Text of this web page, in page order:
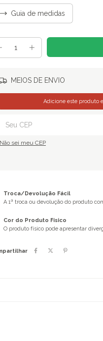
Guia de medidas
MEIOS DE ENVIO
Adicione este produto e
Não sei meu CEP
Troca/Devolução Fácil
A 1ª troca ou devolução do produto
Cor do Produto Físico
O produto físico pode apresentar